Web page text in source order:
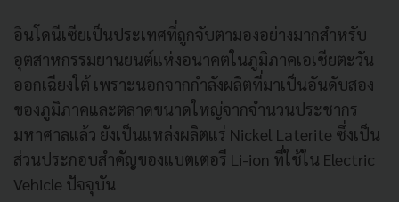
อินโดนีเซียเป็นประเทศที่ถูกจับตามองอย่างมากสำหรับ
อุตสาหกรรมยานยนต์แห่งอนาคตในภูมิภาคเอเชียตะวัน
ออกเฉียงใต้ เพราะนอกจากกำลังผลิตที่มาเป็นอันดับสอง
ของภูมิภาคและตลาดขนาดใหญ่จากจำนวนประชากร
มหาศาลแล้ว ยังเป็นแหล่งผลิตแร่ Nickel Laterite ซึ่งเป็น
ส่วนประกอบสำคัญของแบตเตอรี Li-ion ที่ใช้ใน Electric
Vehicle ปัจจุบัน